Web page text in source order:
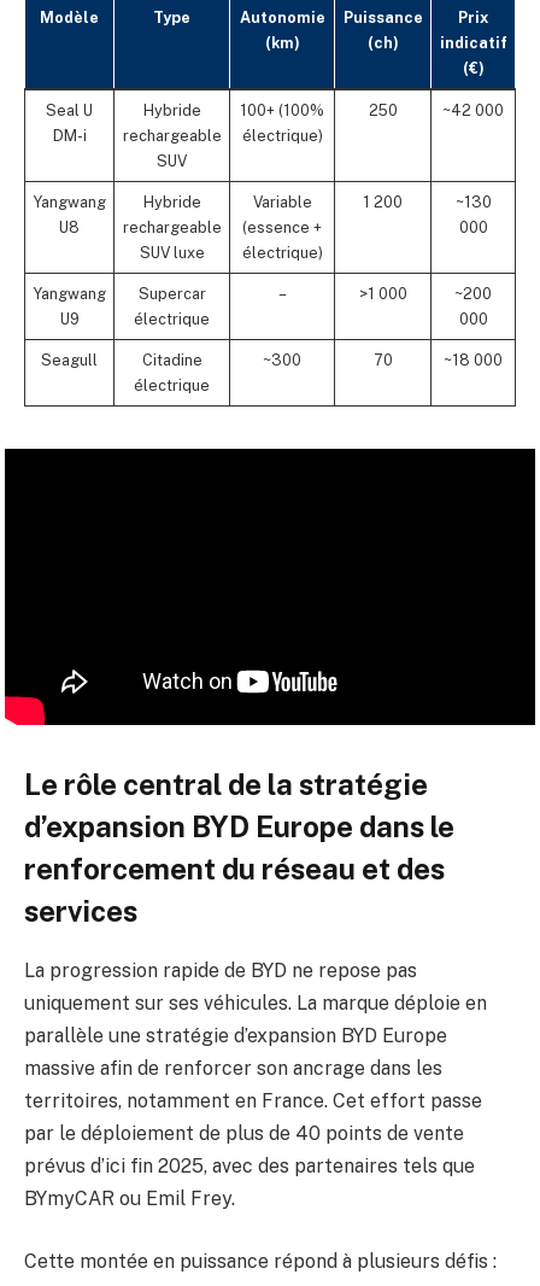
Modèle Type
Autonomie
(km)
Puissance
(ch)
Prix
indicatif
(€)
Seal U
DM-i
Hybride
rechargeable
SUV
100+ (100%
électrique)
250 ~42 000
Yangwang
U8
Hybride
rechargeable
SUV luxe
Variable
(essence +
électrique)
1 200
~130
000
Yangwang
U9
Supercar
électrique
– >1 000
~200
000
Seagull
Citadine
électrique
~300 70 ~18 000
Le rôle central de la stratégie
d’expansion BYD Europe dans le
renforcement du réseau et des
services
La progression rapide de BYD ne repose pas
uniquement sur ses véhicules. La marque déploie en
parallèle une stratégie d’expansion BYD Europe
massive afin de renforcer son ancrage dans les
territoires, notamment en France. Cet effort passe
par le déploiement de plus de 40 points de vente
prévus d’ici fin 2025, avec des partenaires tels que
BYmyCAR ou Emil Frey.
Cette montée en puissance répond à plusieurs défis :